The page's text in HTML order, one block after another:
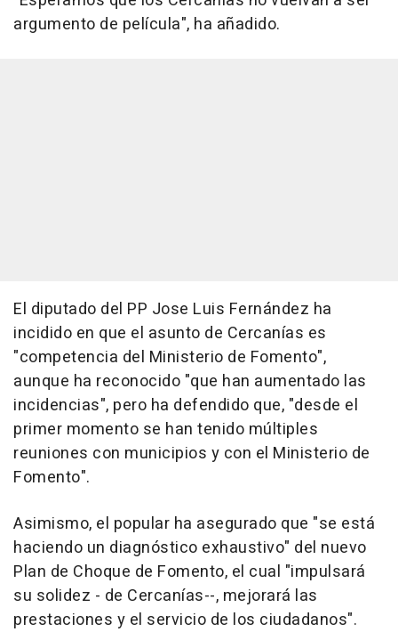
argumento de película", ha añadido.
El diputado del PP Jose Luis Fernández ha
incidido en que el asunto de Cercanías es
"competencia del Ministerio de Fomento",
aunque ha reconocido "que han aumentado las
incidencias", pero ha defendido que, "desde el
primer momento se han tenido múltiples
reuniones con municipios y con el Ministerio de
Fomento".
Asimismo, el popular ha asegurado que "se está
haciendo un diagnóstico exhaustivo" del nuevo
Plan de Choque de Fomento, el cual "impulsará
su solidez - de Cercanías--, mejorará las
prestaciones y el servicio de los ciudadanos".